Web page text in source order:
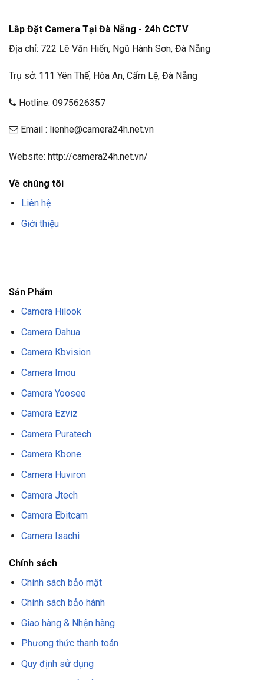
Lắp Đặt Camera Tại Đà Nẵng - 24h CCTV
Địa chỉ: 722 Lê Văn Hiến, Ngũ Hành Sơn, Đà Nẵng
Trụ sở: 111 Yên Thế, Hòa An, Cẩm Lệ, Đà Nẵng
Hotline: 0975626357
Email : lienhe@camera24h.net.vn
Website: http://camera24h.net.vn/
Về chúng tôi
Liên hệ
Giới thiệu
Sản Phẩm
Camera Hilook
Camera Dahua
Camera Kbvision
Camera Imou
Camera Yoosee
Camera Ezviz
Camera Puratech
Camera Kbone
Camera Huviron
Camera Jtech
Camera Ebitcam
Camera Isachi
Chính sách
Chính sách bảo mật
Chính sách bảo hành
Giao hàng & Nhận hàng
Phương thức thanh toán
Quy định sử dụng